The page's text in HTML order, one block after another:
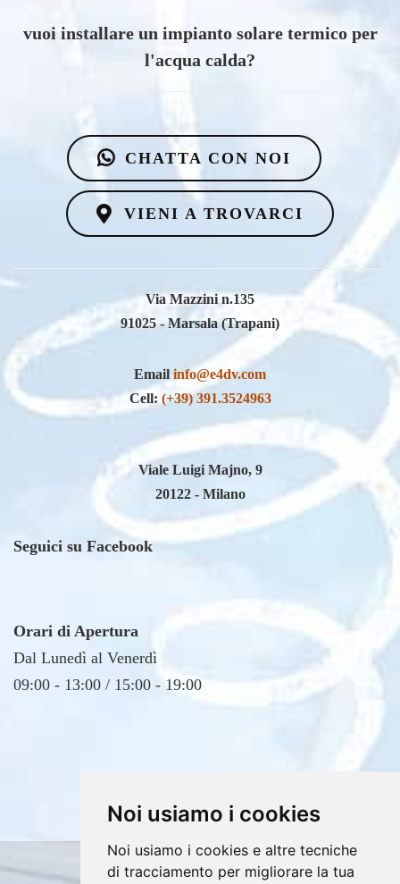
Noi usiamo i cookies
Noi usiamo i cookies e altre tecniche
di tracciamento per migliorare la tua
vuoi scoprire i vantaggi di un impianto eolico?
CHATTA CON NOI
VIENI A TROVARCI
Via Mazzini n.135
91025 - Marsala (Trapani)
info@e4dv.com
Cell:(+39) 391.3524963
Viale Luigi Majno, 9
20122 - Milano
Seguici su Facebook
Dal Lunedì al Venerdì
09:00 - 13:00 / 15:00 - 19:00